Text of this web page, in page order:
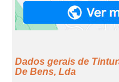
Dados gerais de
De Bens, Lda